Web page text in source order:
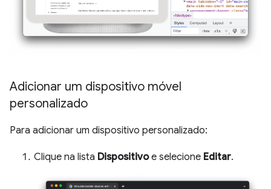
Adicionar um dispositivo móvel
personalizado
Para adicionar um dispositivo personalizado:
Clique na lista Dispositivoe selecione Editar.